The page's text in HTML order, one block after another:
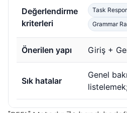
Değerlendirme
kriterleri
Task
Grammar
Önerilen yapı Giriş +
Sık hatalar
Genel